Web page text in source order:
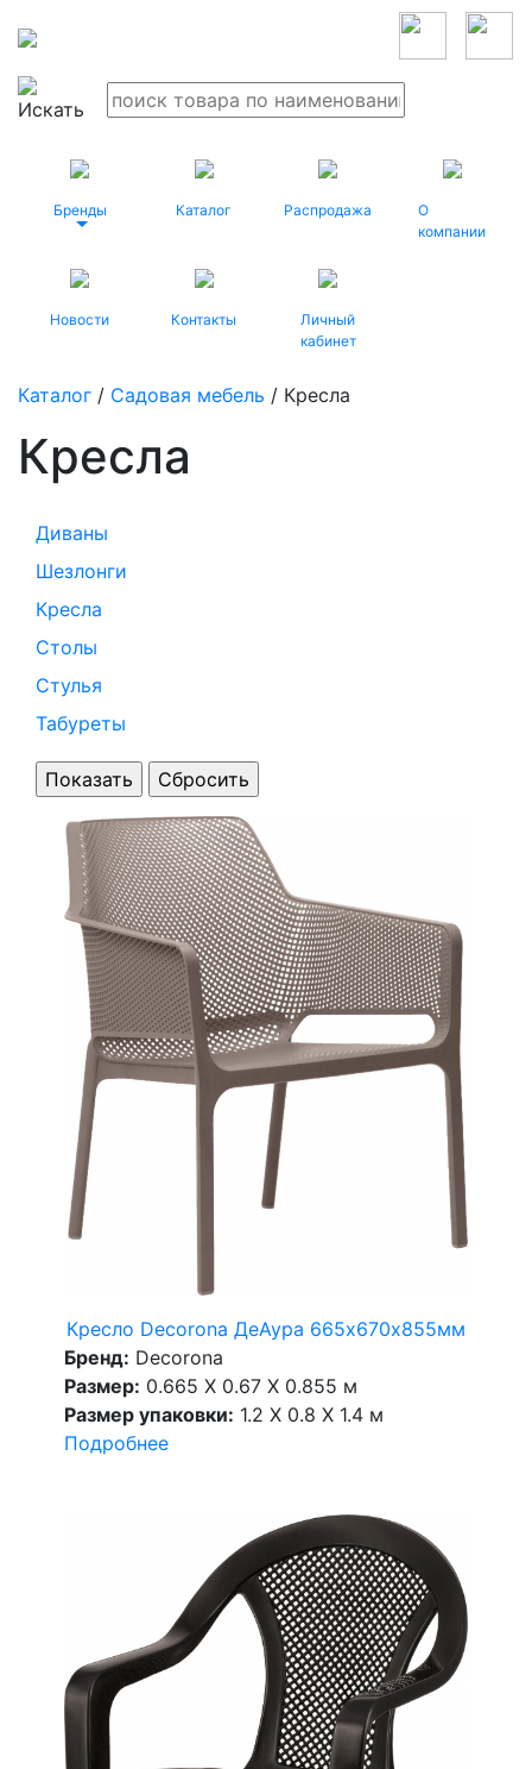
Бренды Каталог Распродажа
О
компании
Новости Контакты
Личный
кабинет
Каталог / Садовая мебель / Кресла
Кресла
Диваны
Шезлонги
Кресла
Столы
Стулья
Табуреты
Кресло Decorona ДеАура 665х670х855мм
Бренд: Decorona
Размер: 0.665 X 0.67 X 0.855 м
Размер упаковки: 1.2 X 0.8 X 1.4 м
Подробнее